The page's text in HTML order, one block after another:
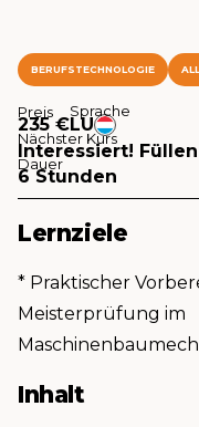
BERUFSTECHNOLOGIE
Preis
235 €
Sprache
LU
Nächster Kurs
Interessiert!
Dauer
6 Stunden
Lernziele
* Praktischer
Meisterprüfung im
Inhalt